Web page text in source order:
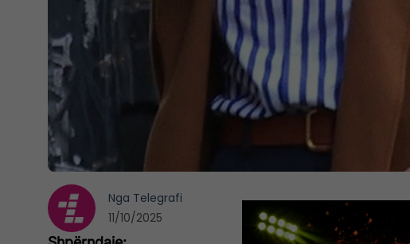
Nga Telegrafi
11/10/2025